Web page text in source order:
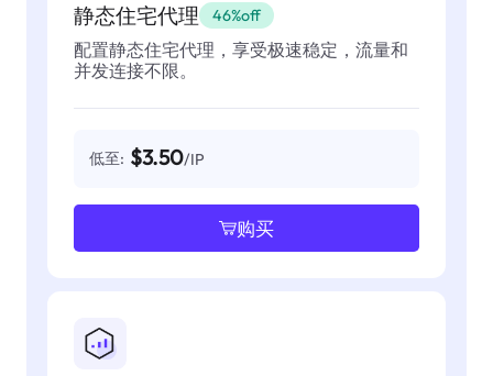
静态住宅代理 46%off
配置静态住宅代理，享受极速稳定，流量和
并发连接不限。
低至: $3.50/IP
购买